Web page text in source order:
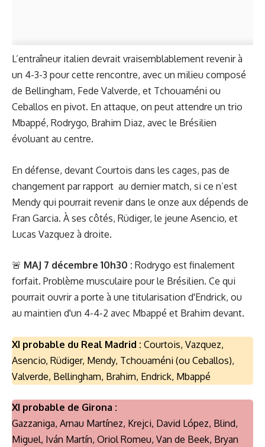
L’entraîneur italien devrait vraisemblablement revenir à
un 4-3-3 pour cette rencontre, avec un milieu composé
de Bellingham, Fede Valverde, et Tchouaméni ou
Ceballos en pivot. En attaque, on peut attendre un trio
Mbappé, Rodrygo, Brahim Diaz, avec le Brésilien
évoluant au centre.
En défense, devant Courtois dans les cages, pas de
changement par rapport au dernier match, si ce n’est
Mendy qui pourrait revenir dans le onze aux dépends de
Fran Garcia. À ses côtés, Rüdiger, le jeune Asencio, et
Lucas Vazquez à droite.
🚨 MAJ 7 décembre 10h30 : Rodrygo est finalement
forfait. Problème musculaire pour le Brésilien. Ce qui
pourrait ouvrir a porte à une titularisation d'Endrick, ou
au maintien d'un 4-4-2 avec Mbappé et Brahim devant.
XI probable du Real Madrid : Courtois, Vazquez,
Asencio, Rüdiger, Mendy, Tchouaméni (ou Ceballos),
Valverde, Bellingham, Brahim, Endrick, Mbappé
XI probable de Girona :
Gazzaniga, Arnau Martínez, Krejci, David López, Blind,
Miguel, Iván Martín, Oriol Romeu, Van de Beek, Bryan